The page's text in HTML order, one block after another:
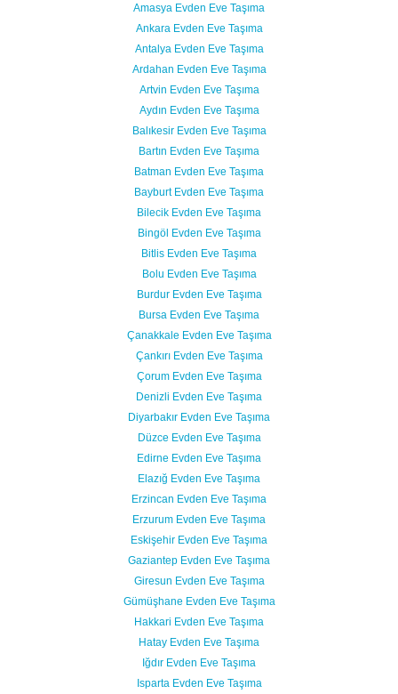
Amasya Evden Eve Taşıma
Ankara Evden Eve Taşıma
Antalya Evden Eve Taşıma
Ardahan Evden Eve Taşıma
Artvin Evden Eve Taşıma
Aydın Evden Eve Taşıma
Balıkesir Evden Eve Taşıma
Bartın Evden Eve Taşıma
Batman Evden Eve Taşıma
Bayburt Evden Eve Taşıma
Bilecik Evden Eve Taşıma
Bingöl Evden Eve Taşıma
Bitlis Evden Eve Taşıma
Bolu Evden Eve Taşıma
Burdur Evden Eve Taşıma
Bursa Evden Eve Taşıma
Çanakkale Evden Eve Taşıma
Çankırı Evden Eve Taşıma
Çorum Evden Eve Taşıma
Denizli Evden Eve Taşıma
Diyarbakır Evden Eve Taşıma
Düzce Evden Eve Taşıma
Edirne Evden Eve Taşıma
Elazığ Evden Eve Taşıma
Erzincan Evden Eve Taşıma
Erzurum Evden Eve Taşıma
Eskişehir Evden Eve Taşıma
Gaziantep Evden Eve Taşıma
Giresun Evden Eve Taşıma
Gümüşhane Evden Eve Taşıma
Hakkari Evden Eve Taşıma
Hatay Evden Eve Taşıma
Iğdır Evden Eve Taşıma
Isparta Evden Eve Taşıma